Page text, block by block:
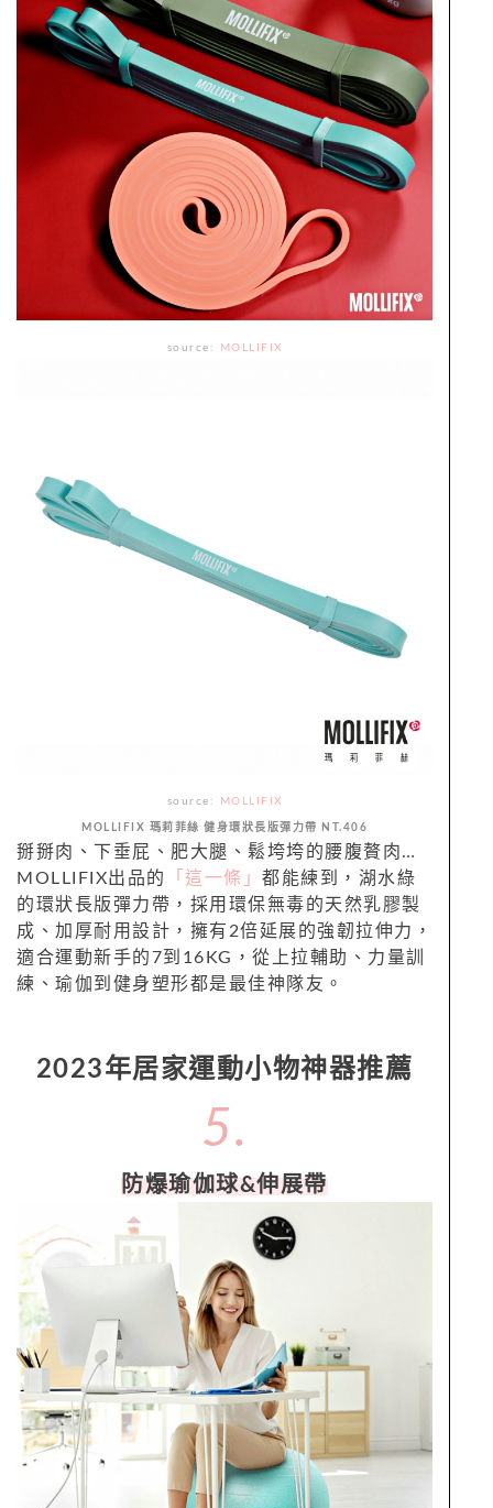
source: MOLLIFIX
source: MOLLIFIX
MOLLIFIX 瑪莉菲絲 健身環狀長版彈力帶 NT.406
掰掰肉、下垂屁、肥大腿、鬆垮垮的腰腹贅肉…
MOLLIFIX出品的
「這一條」 都能練到，湖水綠
的環狀長版彈力帶，採用環保無毒的天然乳膠製
成、加厚耐用設計，擁有2倍延展的強韌拉伸力，
適合運動新手的7到16KG，從上拉輔助、力量訓
練、瑜伽到健身塑形都是最佳神隊友。
2023年居家運動小物神器推薦
5.
防爆瑜伽球&伸展帶